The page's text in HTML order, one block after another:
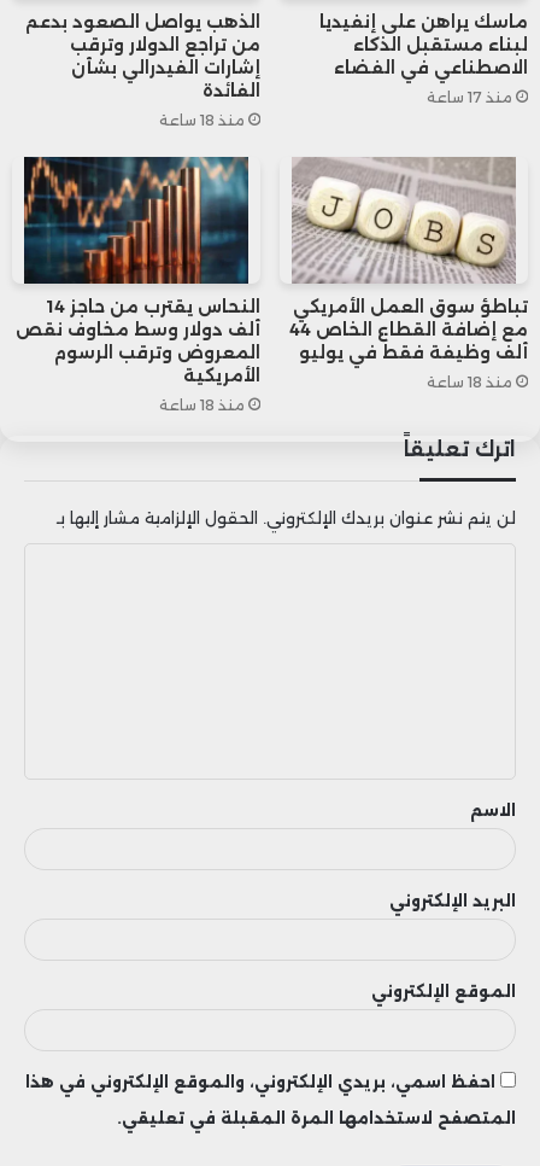
فقد ارتفع مؤشر أسعار الوقود بنسبة 1.4%
على أساس شهري، وهذه أعلى زيادة منذ
أبريل الماضي، حينما سجل المؤشر زيادة
بنسبة 3.9%.
وفي الوقت نفسه، ارتفع مؤشر أسعار
الواردات باستثناء الوقود بنسبة 0.1% للشهر
الثاني على التوالي، مدفوعًا بزيادة أسعار
الأغذية والمشروبات والأعلاف، بينما
انخفضت أسعار المدخلات غير النفطية
للصناعة مثل المواد الخام، السلع
الرأسمالية، والمركبات.
ماسك يراهن على إنفيديا
لبناء مستقبل الذكاء
الاصطناعي في الفضاء
منذ 17 ساعة
الذهب يواصل الصعود بدعم
من تراجع الدولار وترقب
إشارات الفيدرالي بشأن
الفائدة
منذ 18 ساعة
تباطؤ سوق العمل الأمريكي
مع إضافة القطاع الخاص 44
ألف وظيفة فقط في يوليو
منذ 18 ساعة
النحاس يقترب من حاجز 14
ألف دولار وسط مخاوف نقص
المعروض وترقب الرسوم
الأمريكية
منذ 18 ساعة
اترك تعليقاً
لن يتم نشر عنوان بريدك الإلكتروني. الحقول الإلزامية مشار إليها بـ
ق
الاسم
البريد الإلكتروني
الموقع الإلكتروني
احفظ اسمي، بريدي الإلكتروني، والموقع الإلكتروني في هذا
المتصفح لاستخدامها المرة المقبلة في تعليقي.